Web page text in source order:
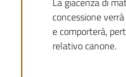
concessione
e comporterà,
relativo canone.